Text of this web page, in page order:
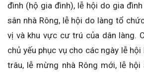
đình (hộ gia đình), lễ hội do gia
sân nhà Rông, lễ hội do làng tổ
vị và khu vực cư trú của dân làng.
chủ yếu phục vụ cho các ngày lễ
trâu, lễ mừng nhà Rông mới, lễ